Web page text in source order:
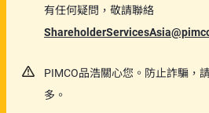
有任何疑問，敬請聯絡
PIMCO品浩關心您。防止詐騙，
多。